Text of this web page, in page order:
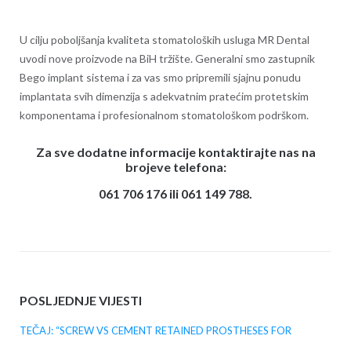
U cilju poboljšanja kvaliteta stomatoloških usluga MR Dental
uvodi nove proizvode na BiH tržište. Generalni smo zastupnik
Bego implant sistema i za vas smo pripremili sjajnu ponudu
implantata svih dimenzija s adekvatnim pratećim protetskim
komponentama i profesionalnom stomatološkom podrškom.
Za sve dodatne informacije kontaktirajte nas na
brojeve telefona:
061 706 176 ili 061 149 788.
POSLJEDNJE VIJESTI
TEČAJ: “SCREW VS CEMENT RETAINED PROSTHESES FOR